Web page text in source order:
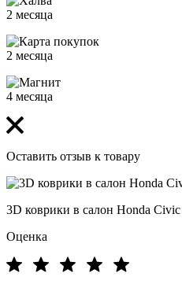
2 месяца
2 месяца
4 месяца
Оставить отзыв к товару
3D коврики в салон Honda Civic
Оценка